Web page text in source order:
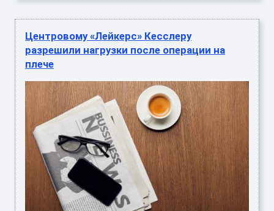
Центровому «Лейкерс» Кесслеру
разрешили нагрузки после операции на
плече